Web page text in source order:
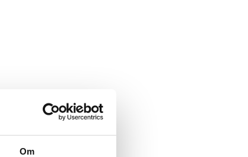
Om